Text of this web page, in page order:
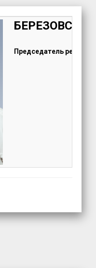
БЕРЕЗОВСКИЙ
Председатель